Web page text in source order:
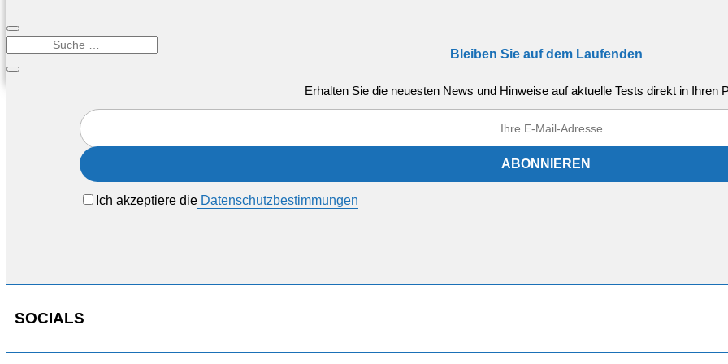
Bleiben Sie auf dem Laufenden
Erhalten Sie die neuesten News und Hinweise auf aktuelle Tests direkt in Ihren
Ich akzeptiere die Datenschutzbestimmungen
SOCIALS